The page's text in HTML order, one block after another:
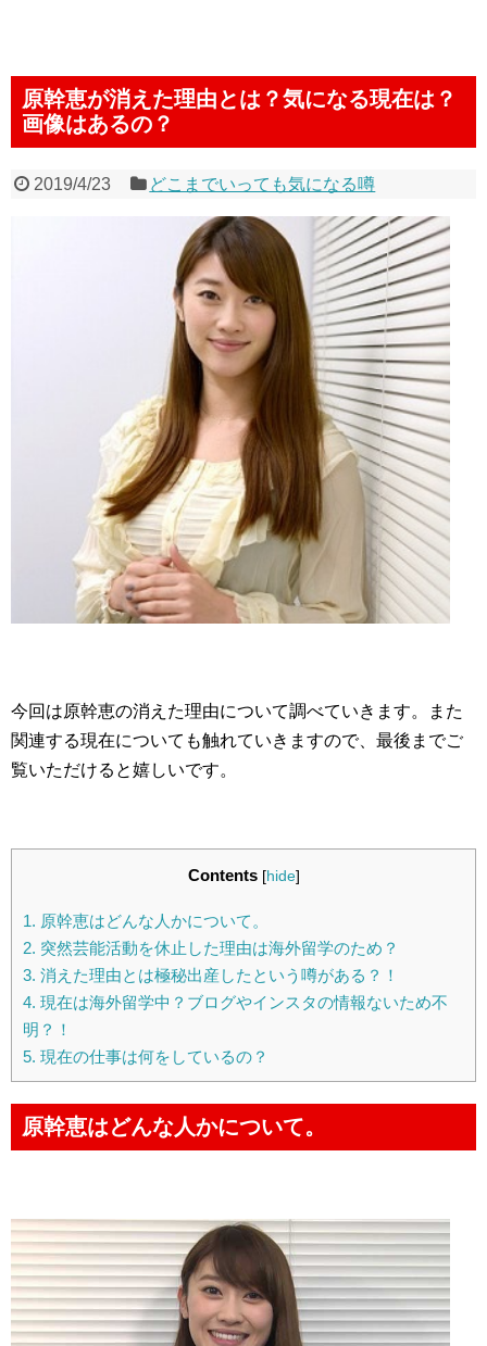
原幹恵が消えた理由とは？気になる現在は？
画像はあるの？
2019/4/23 どこまでいっても気になる噂
今回は原幹恵の消えた理由について調べていきます。また
関連する現在についても触れていきますので、最後までご
覧いただけると嬉しいです。
Contents [hide]
1. 原幹恵はどんな人かについて。
2. 突然芸能活動を休止した理由は海外留学のため？
3. 消えた理由とは極秘出産したという噂がある？！
4. 現在は海外留学中？ブログやインスタの情報ないため不
明？！
5. 現在の仕事は何をしているの？
原幹恵はどんな人かについて。